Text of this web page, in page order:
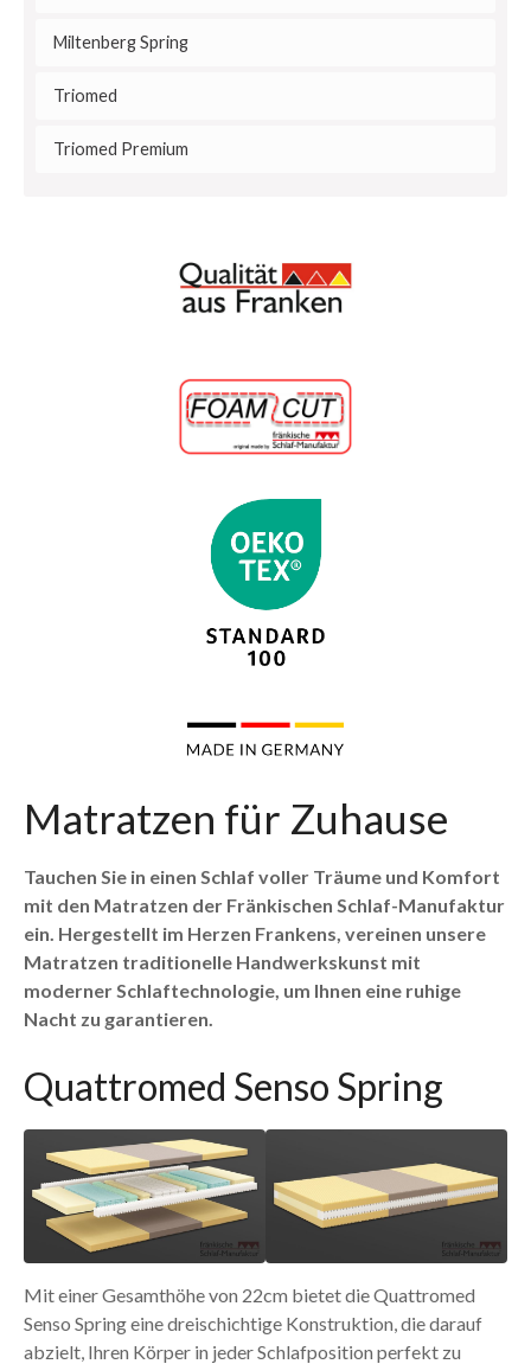
Miltenberg Spring
Triomed
Triomed Premium
Matratzen für Zuhause
Tauchen Sie in einen Schlaf voller Träume und Komfort
mit den Matratzen der Fränkischen Schlaf-Manufaktur
ein. Hergestellt im Herzen Frankens, vereinen unsere
Matratzen traditionelle Handwerkskunst mit
moderner Schlaftechnologie, um Ihnen eine ruhige
Nacht zu garantieren.
Quattromed Senso Spring
Mit einer Gesamthöhe von 22cm bietet die Quattromed
Senso Spring eine dreischichtige Konstruktion, die darauf
abzielt, Ihren Körper in jeder Schlafposition perfekt zu